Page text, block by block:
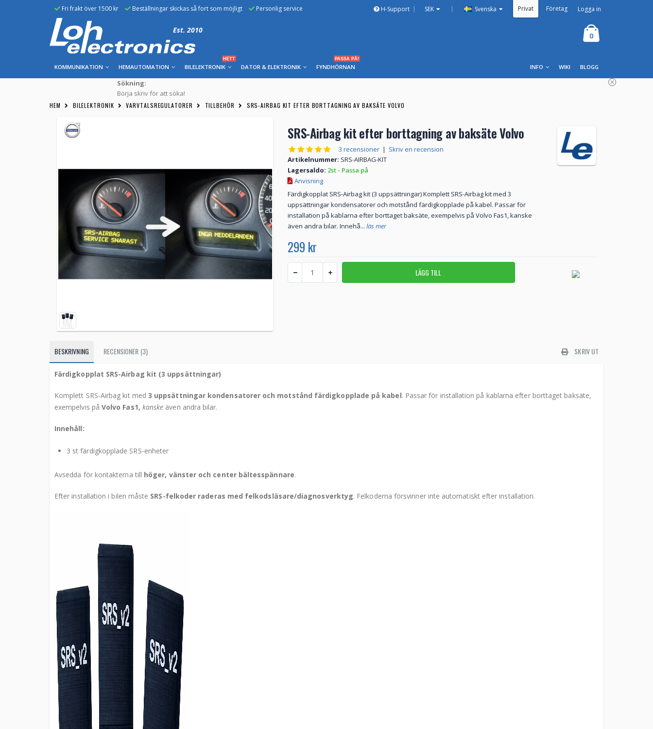
Fri frakt över 1500 kr Beställningar skickas så fort som möjligt Personlig service H-Support SEK | Svenska Privat Företag Logga in
Est. 2010
0
KOMMUNIKATION HEMAUTOMATION BILELEKTRONIK
HETT
DATOR & ELEKTRONIK FYNDHÖRNAN
PASSA PÅ!
BLOGG
WIKI
INFO
Sökning:
Börja skriv för att söka!
HEM BILELEKTRONIK VARVTALSREGULATORER TILLBEHÖR SRS-AIRBAG KIT EFTER BORTTAGNING AV BAKSÄTE VOLVO
SRS-Airbag kit efter borttagning av baksäte Volvo
3 recensioner | Skriv en recension
Artikelnummer: SRS-AIRBAG-KIT
Lagersaldo: 2st - Passa på
Anvisning
Färdigkopplat SRS-Airbag kit (3 uppsättningar) Komplett SRS-Airbag kit med 3
uppsättningar kondensatorer och motstånd färdigkopplade på kabel. Passar för
installation på kablarna efter borttaget baksäte, exempelvis på Volvo Fas1, kanske
även andra bilar. Innehå... läs mer
299 kr
BESKRIVNING RECENSIONER (3) SKRIV UT
Färdigkopplat SRS-Airbag kit (3 uppsättningar)
Komplett SRS-Airbag kit med 3 uppsättningar kondensatorer och motstånd färdigkopplade på kabel. Passar för installation på kablarna efter borttaget baksäte,
exempelvis på Volvo Fas1, kanske även andra bilar.
Innehåll:
3 st färdigkopplade SRS-enheter
Avsedda för kontakterna till höger, vänster och center bältesspännare.
Efter installation i bilen måste SRS-felkoder raderas med felkodsläsare/diagnosverktyg. Felkoderna försvinner inte automatiskt efter installation.